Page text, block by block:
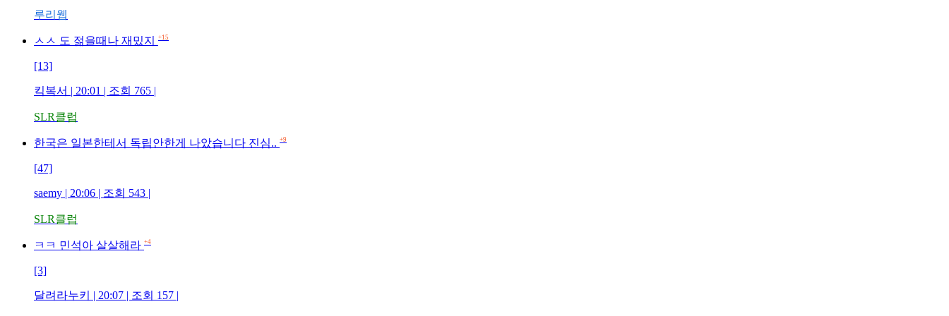
루리웹
ㅅㅅ 도 젊을때나 재밌지 +15
[13]
킥복서 | 20:01 | 조회 765 |
SLR클럽
한국은 일본한테서 독립안한게 나았습니다 진심.. +9
[47]
saemy | 20:06 | 조회 543 |
SLR클럽
ㅋㅋ 민석아 살살해라 +4
[3]
달려라누키 | 20:07 | 조회 157 |